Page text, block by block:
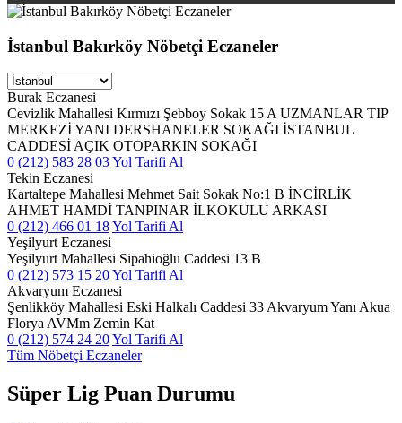
İstanbul Bakırköy Nöbetçi Eczaneler
Burak Eczanesi
Cevizlik Mahallesi Kırmızı Şebboy Sokak 15 A UZMANLAR TIP
MERKEZİ YANI DERSHANELER SOKAĞI İSTANBUL
CADDESİ AÇIK OTOPARKIN SOKAĞI
0 (212) 583 28 03Yol Tarifi Al
Tekin Eczanesi
Kartaltepe Mahallesi Mehmet Sait Sokak No:1 B İNCİRLİK
AHMET HAMDİ TANPINAR İLKOKULU ARKASI
0 (212) 466 01 18Yol Tarifi Al
Yeşilyurt Eczanesi
Yeşilyurt Mahallesi Sipahioğlu Caddesi 13 B
0 (212) 573 15 20Yol Tarifi Al
Akvaryum Eczanesi
Şenlikköy Mahallesi Eski Halkalı Caddesi 33 Akvaryum Yanı Akua
Florya AVMm Zemin Kat
0 (212) 574 24 20Yol Tarifi Al
Tüm Nöbetçi Eczaneler
Süper Lig Puan Durumu